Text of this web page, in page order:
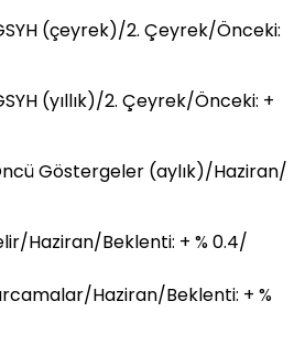
(çeyrek)/2. Çeyrek/Önceki:
(yıllık)/2. Çeyrek/Önceki: +
Göstergeler (aylık)/Haziran/
Haziran/Beklenti: + % 0.4/
Haziran/Beklenti: + %